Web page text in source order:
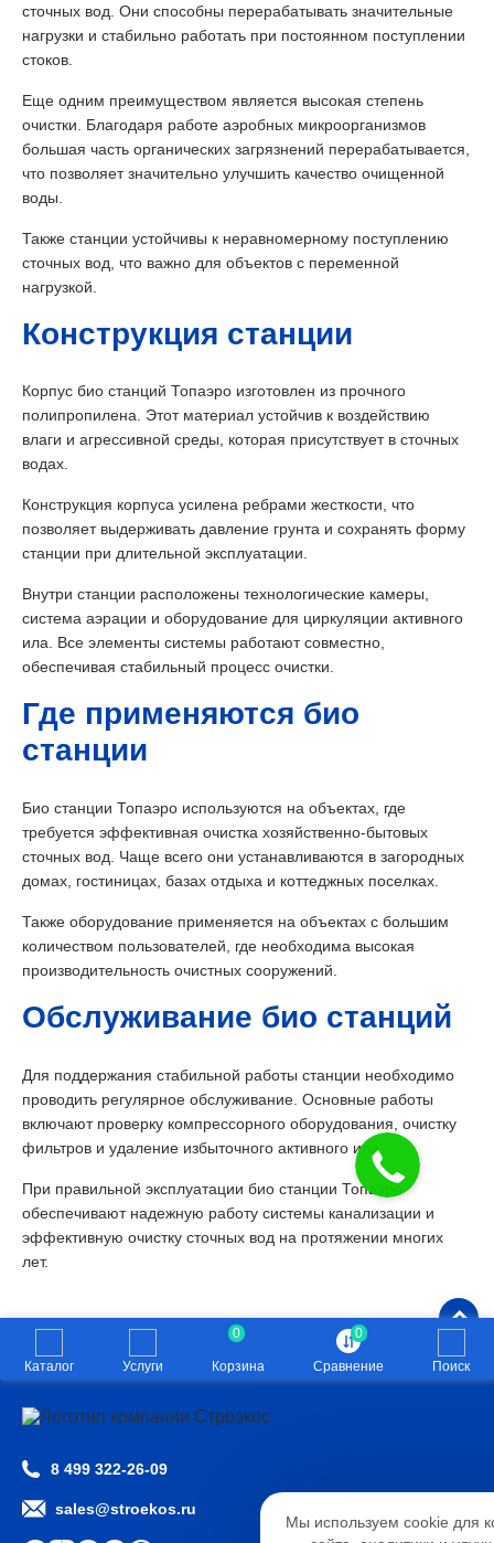
сточных вод. Они способны перерабатывать значительные
нагрузки и стабильно работать при постоянном поступлении
стоков.
Еще одним преимуществом является высокая степень
очистки. Благодаря работе аэробных микроорганизмов
большая часть органических загрязнений перерабатывается,
что позволяет значительно улучшить качество очищенной
воды.
Также станции устойчивы к неравномерному поступлению
сточных вод, что важно для объектов с переменной
нагрузкой.
Конструкция станции
Корпус био станций Топаэро изготовлен из прочного
полипропилена. Этот материал устойчив к воздействию
влаги и агрессивной среды, которая присутствует в сточных
водах.
Конструкция корпуса усилена ребрами жесткости, что
позволяет выдерживать давление грунта и сохранять форму
станции при длительной эксплуатации.
Внутри станции расположены технологические камеры,
система аэрации и оборудование для циркуляции активного
ила. Все элементы системы работают совместно,
обеспечивая стабильный процесс очистки.
Где применяются био
станции
Био станции Топаэро используются на объектах, где
требуется эффективная очистка хозяйственно-бытовых
сточных вод. Чаще всего они устанавливаются в загородных
домах, гостиницах, базах отдыха и коттеджных поселках.
Также оборудование применяется на объектах с большим
количеством пользователей, где необходима высокая
производительность очистных сооружений.
Обслуживание био станций
Для поддержания стабильной работы станции необходимо
проводить регулярное обслуживание. Основные работы
включают проверку компрессорного оборудования, очистку
фильтров и удаление избыточного активного ила.
При правильной эксплуатации био станции Топаэро
обеспечивают надежную работу системы канализации и
эффективную очистку сточных вод на протяжении многих
лет.
Каталог Услуги
0
Корзина
0
Сравнение Поиск
8 499 322-26-09
sales@stroekos.ru
Мы используем cookie для
Необходимые